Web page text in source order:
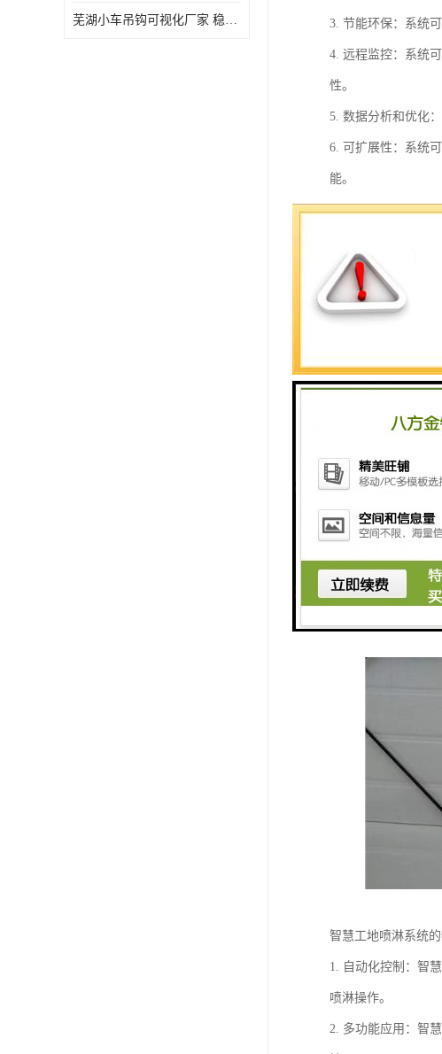
芜湖小车吊钩可视化厂家 稳定性高 可视吊装 降低盲吊风险 3. 节能环保：系统
4. 远程监控：系统
性。
5. 数据分析和优化
6. 可扩展性：系统
能。
7. 可视化界面：系
智慧工地喷淋系统
1. 自动化控制：智
喷淋操作。
2. 多功能应用：智